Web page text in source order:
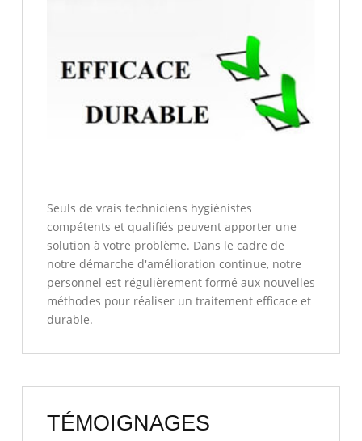
Seuls de vrais techniciens hygiénistes
compétents et qualifiés peuvent apporter une
solution à votre problème. Dans le cadre de
notre démarche d'amélioration continue, notre
personnel est régulièrement formé aux nouvelles
méthodes pour réaliser un traitement efficace et
durable.
TÉMOIGNAGES